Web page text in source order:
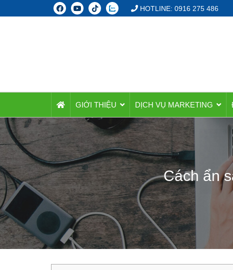
HOTLINE: 0916 275 486
GIỚI THIỆU DỊCH VỤ MARKETING
Cách ẩn